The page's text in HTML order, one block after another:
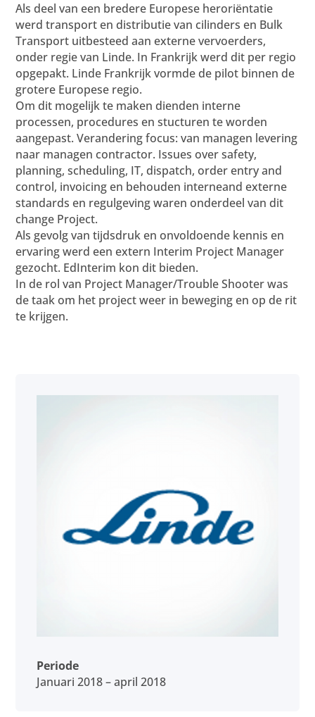
Als deel van een bredere Europese heroriëntatie
werd transport en distributie van cilinders en Bulk
Transport uitbesteed aan externe vervoerders,
onder regie van Linde. In Frankrijk werd dit per regio
opgepakt. Linde Frankrijk vormde de pilot binnen de
grotere Europese regio.
Om dit mogelijk te maken dienden interne
processen, procedures en stucturen te worden
aangepast. Verandering focus: van managen levering
naar managen contractor. Issues over safety,
planning, scheduling, IT, dispatch, order entry and
control, invoicing en behouden interneand externe
standards en regulgeving waren onderdeel van dit
change Project.
Als gevolg van tijdsdruk en onvoldoende kennis en
ervaring werd een extern Interim Project Manager
gezocht. EdInterim kon dit bieden.
In de rol van Project Manager/Trouble Shooter was
de taak om het project weer in beweging en op de rit
te krijgen.
Periode
Januari 2018 – april 2018